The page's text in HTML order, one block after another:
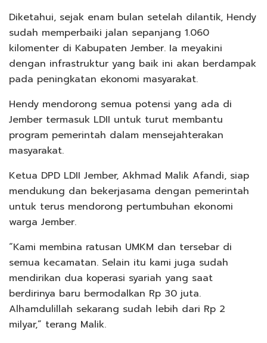
Diketahui, sejak enam bulan setelah dilantik, Hendy
sudah memperbaiki jalan sepanjang 1.060
kilomenter di Kabupaten Jember. Ia meyakini
dengan infrastruktur yang baik ini akan berdampak
pada peningkatan ekonomi masyarakat.
Hendy mendorong semua potensi yang ada di
Jember termasuk LDII untuk turut membantu
program pemerintah dalam mensejahterakan
masyarakat.
Ketua DPD LDII Jember, Akhmad Malik Afandi, siap
mendukung dan bekerjasama dengan pemerintah
untuk terus mendorong pertumbuhan ekonomi
warga Jember.
“Kami membina ratusan UMKM dan tersebar di
semua kecamatan. Selain itu kami juga sudah
mendirikan dua koperasi syariah yang saat
berdirinya baru bermodalkan Rp 30 juta.
Alhamdulillah sekarang sudah lebih dari Rp 2
milyar,” terang Malik.